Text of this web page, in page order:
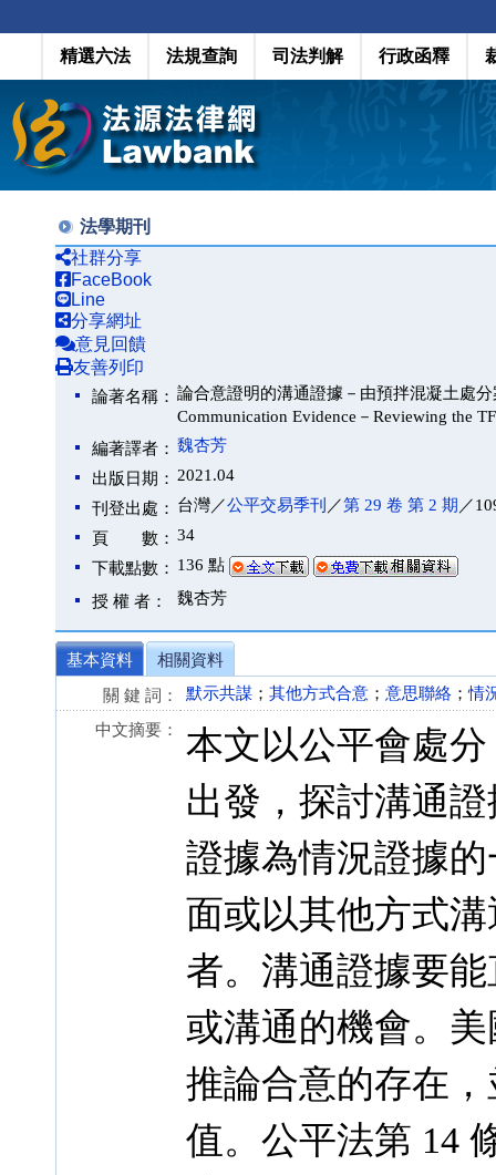
精選六法 法規查詢 司法判解 行政函釋
法學期刊
社群分享
FaceBook
Line
分享網址
意見回饋
友善列印
論著名稱： 論合意證明的溝通證據－由預拌混凝土處分
Communication Evidence－Reviewing the
編著譯者： 魏杏芳
出版日期： 2021.04
刊登出處： 台灣／公平交易季刊 ／第 29 卷 第 2 期 ／
頁 數： 34
下載點數： 136 點
授 權 者： 魏杏芳
基本資料
相關資料
關 鍵 詞：
默示共謀 ； 其他方式合意 ； 意思聯絡 ；情
中文摘要：
本文以公平會處
出發，探討溝通
證據為情況證據
面或以其他方式
者。溝通證據要
或溝通的機會。
推論合意的存在
值。公平法第 14